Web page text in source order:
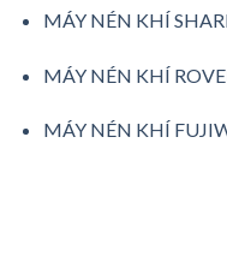
MÁY NÉN KHÍ
MÁY NÉN KHÍ
MÁY NÉN KHÍ